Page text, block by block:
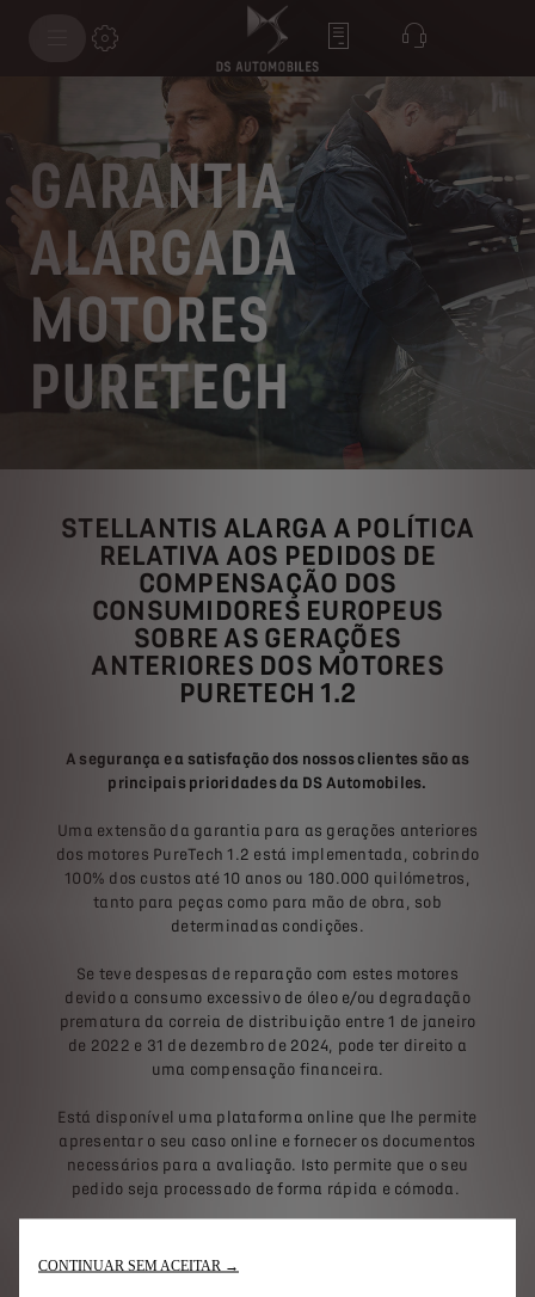
GARANTIA
ALARGADA
MOTORES
PURETECH
STELLANTIS ALARGA A POLÍTICA
RELATIVA AOS PEDIDOS DE
COMPENSAÇÃO DOS
CONSUMIDORES EUROPEUS
SOBRE AS GERAÇÕES
ANTERIORES DOS MOTORES
PURETECH 1.2
A segurança e a satisfação dos nossos clientes são as
principais prioridades da DS Automobiles.
Uma extensão da garantia para as gerações anteriores
dos motores PureTech 1.2 está implementada, cobrindo
100% dos custos até 10 anos ou 180.000 quilómetros,
tanto para peças como para mão de obra, sob
determinadas condições.
Se teve despesas de reparação com estes motores
devido a consumo excessivo de óleo e/ou degradação
prematura da correia de distribuição entre 1 de janeiro
de 2022 e 31 de dezembro de 2024, pode ter direito a
uma compensação financeira.
Está disponível uma plataforma online que lhe permite
apresentar o seu caso online e fornecer os documentos
necessários para a avaliação. Isto permite que o seu
pedido seja processado de forma rápida e cómoda.
podem ser consultadas
CONTINUAR SEM ACEITAR →